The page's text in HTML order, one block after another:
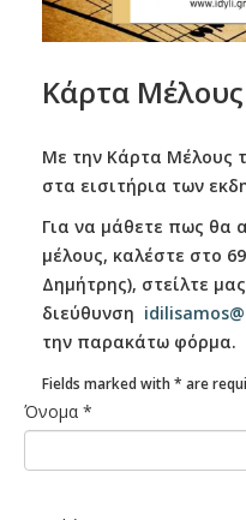
Κάρτα
Με την Κάρτα Μέλους
στα εισιτήρια των
Για να μάθετε πως θα
μέλους, καλέστε στο
Δημήτρης), στείλτε
διεύθυνση
την παρακάτω φόρμα.
Fields marked with * are
Όνομα *